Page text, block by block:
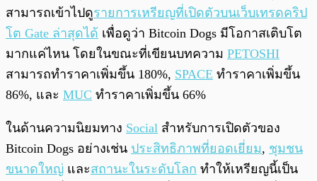
สามารถเข้าไปดูรายการเหรียญที่เปิดตัวบนเว็บเทรดคริป
โต Gate ล่าสุดได้ เพื่อดูว่า Bitcoin Dogs มีโอกาสเติบโต
มากแค่ไหน โดยในขณะที่เขียนบทความ PETOSHI
สามารถทำราคาเพิ่มขึ้น 180%, SPACE ทำราคาเพิ่มขึ้น
86%, และ MUC ทำราคาเพิ่มขึ้น 66%
ในด้านความนิยมทาง Social สำหรับการเปิดตัวของ
Bitcoin Dogs อย่างเช่น ประสิทธิภาพที่ยอดเยี่ยม, ชุมชน
ขนาดใหญ่ และสถานะในระดับโลก ทำให้เหรียญนี้เป็น